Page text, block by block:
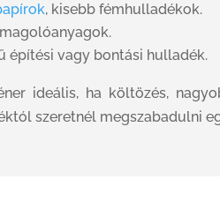
, kisebb fémhulladékok.
építési vagy bontási hulladék.
ideális, ha költözés,
szeretnél megszabadulni